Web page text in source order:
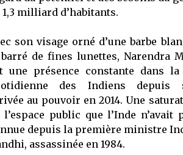
1,3 milliard d’habitants.
son visage orné d’une barbe
de fines lunettes, Narendra
une présence constante dans la
des Indiens depuis
au pouvoir en 2014. Une
l’espace public que l’Inde n’avait
depuis la première ministre
assassinée en 1984.